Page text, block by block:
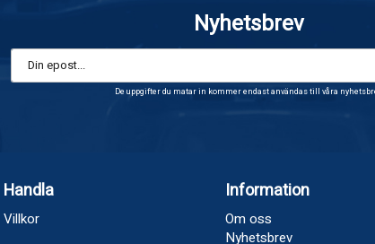
Nyhetsbrev
De uppgifter du matar in kommer endast användas till våra
Handla
Villkor
Information
Om oss
Nyhetsbrev